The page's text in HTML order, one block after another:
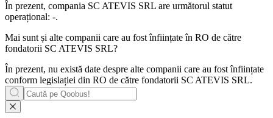
În prezent, compania SC ATEVIS SRL are următorul statut
operațional: -.
Mai sunt și alte companii care au fost înființate în RO de către
fondatorii SC ATEVIS SRL?
În prezent, nu există date despre alte companii care au fost înființate
conform legislației din RO de către fondatorii SC ATEVIS SRL.